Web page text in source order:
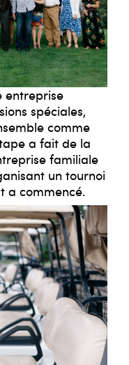
entreprise
spéciales,
comme
a fait de la
familiale
un tournoi
a commencé.